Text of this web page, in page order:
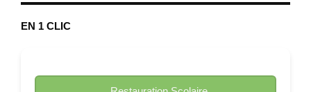
EN 1 CLIC